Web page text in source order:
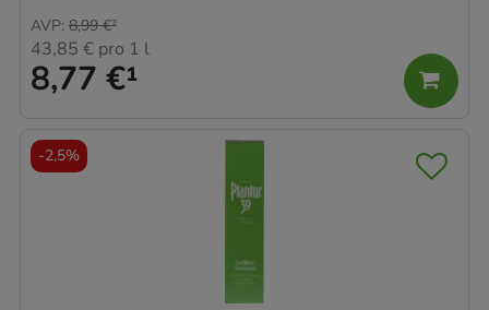
8,77 €¹
AVP: 8,99 €²
43,85 € pro 1 l
-2,5%